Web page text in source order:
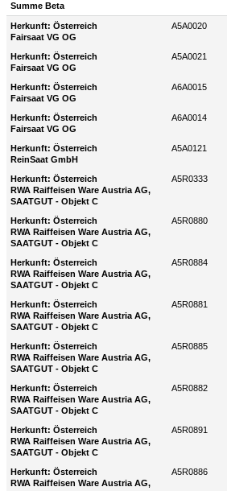
Summe Beta
Herkunft: Österreich
Fairsaat VG OG
A5A0020
Herkunft: Österreich
Fairsaat VG OG
A5A0021
Herkunft: Österreich
Fairsaat VG OG
A6A0015
Herkunft: Österreich
Fairsaat VG OG
A6A0014
Herkunft: Österreich
ReinSaat GmbH
A5A0121
Herkunft: Österreich
RWA Raiffeisen Ware Austria AG,
SAATGUT - Objekt C
A5R0333
Herkunft: Österreich
RWA Raiffeisen Ware Austria AG,
SAATGUT - Objekt C
A5R0880
Herkunft: Österreich
RWA Raiffeisen Ware Austria AG,
SAATGUT - Objekt C
A5R0884
Herkunft: Österreich
RWA Raiffeisen Ware Austria AG,
SAATGUT - Objekt C
A5R0881
Herkunft: Österreich
RWA Raiffeisen Ware Austria AG,
SAATGUT - Objekt C
A5R0885
Herkunft: Österreich
RWA Raiffeisen Ware Austria AG,
SAATGUT - Objekt C
A5R0882
Herkunft: Österreich
RWA Raiffeisen Ware Austria AG,
SAATGUT - Objekt C
A5R0891
Herkunft: Österreich
RWA Raiffeisen Ware Austria AG,
A5R0886